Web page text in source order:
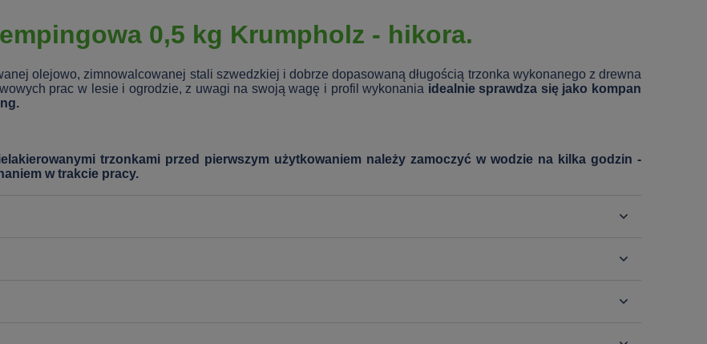
0,5 kg Krumpholz - hikora.
olejowo, zimnowalcowanej stali szwedzkiej i dobrze dopasowaną długością trzonka wykonanego z drewna
prac w lesie i ogrodzie, z uwagi na swoją wagę i profil wykonania idealnie sprawdza się jako kompan
trzonkami przed pierwszym użytkowaniem należy zamoczyć w wodzie na kilka godzin -
w trakcie pracy.